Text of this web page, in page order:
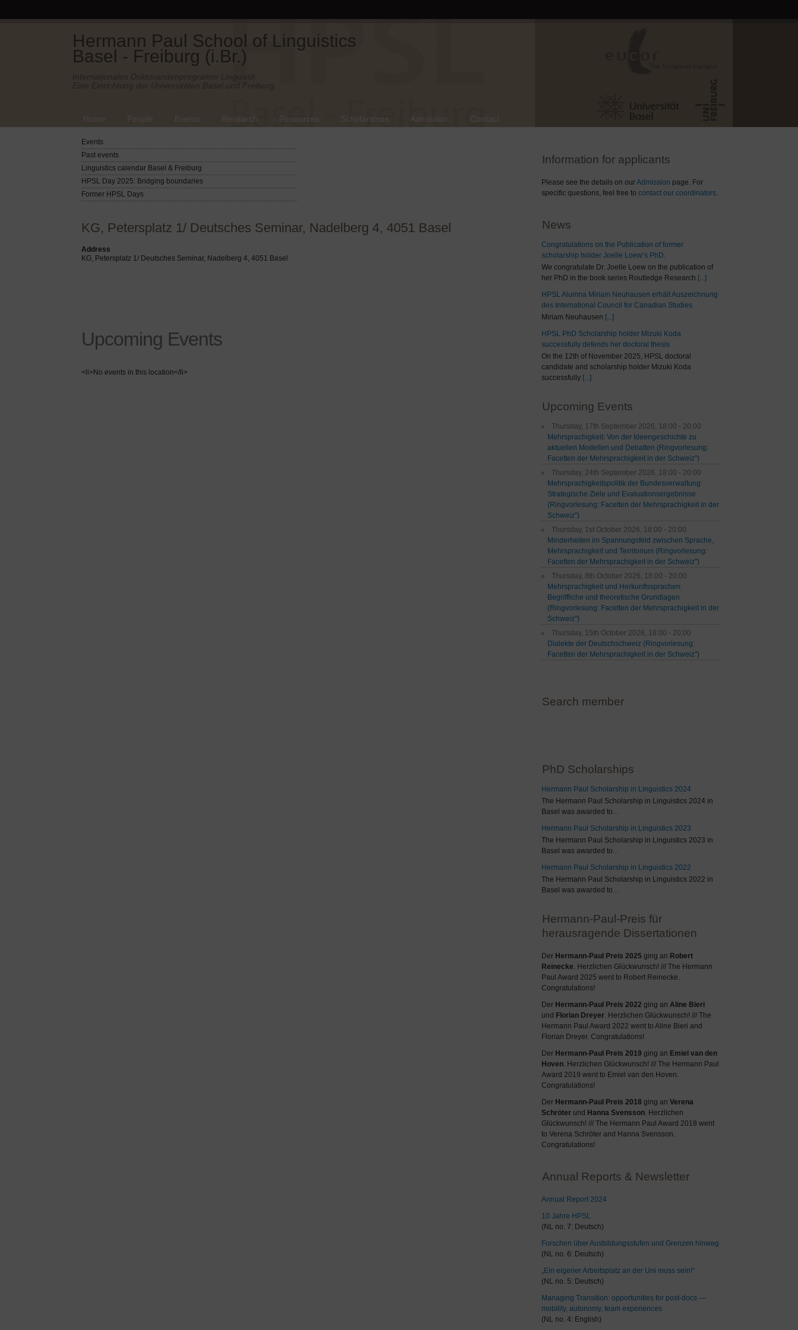
Hermann Paul School of Linguistics
Basel - Freiburg (i.Br.)
Events
Past events
Linguistics calendar Basel & Freiburg
HPSL Day 2025: Bridging boundaries
Former HPSL Days
KG, Petersplatz 1/ Deutsches Seminar, Nadelberg 4, 4051 Basel
Address
KG, Petersplatz 1/ Deutsches Seminar, Nadelberg 4, 4051 Basel
Upcoming Events
<li>No events in this location</li>
Information for applicants
Please see the details on ourAdmission page. For
specific questions, feel free to contact our coordinators.
News
Congratulations on the Publication of former
scholarship holder Joelle Loew’s PhD.
We congratulate Dr. Joelle Loew on the publication of
her PhD in the book series Routledge Research [...]
HPSL Alumna Miriam Neuhausen erhält Auszeichnung
des International Council for Canadian Studies
Miriam Neuhausen [...]
HPSL PhD Scholarship holder Mizuki Koda
successfully defends her doctoral thesis
On the 12th of November 2025, HPSL doctoral
candidate and scholarship holder Mizuki Koda
successfully [...]
Upcoming Events
Thursday, 17th September 2026, 18:00 - 20:00
Mehrsprachigkeit: Von der Ideengeschichte zu
aktuellen Modellen und Debatten (Ringvorlesung:
Facetten der Mehrsprachigkeit in der Schweiz")
Thursday, 24th September 2026, 18:00 - 20:00
Mehrsprachigkeitspolitik der Bundesverwaltung:
Strategische Ziele und Evaluationsergebnisse
(Ringvorlesung: Facetten der Mehrsprachigkeit in der
Schweiz”)
Thursday, 1st October 2026, 18:00 - 20:00
Minderheiten im Spannungsfeld zwischen Sprache,
Mehrsprachigkeit und Territorium (Ringvorlesung:
Facetten der Mehrsprachigkeit in der Schweiz")
Thursday, 8th October 2026, 18:00 - 20:00
Mehrsprachigkeit und Herkunftssprachen:
Begriffliche und theoretische Grundlagen
(Ringvorlesung: Facetten der Mehrsprachigkeit in der
Schweiz")
Thursday, 15th October 2026, 18:00 - 20:00
Dialekte der Deutschschweiz (Ringvorlesung:
Facetten der Mehrsprachigkeit in der Schweiz")
Search member
PhD Scholarships
Hermann Paul Scholarship in Linguistics 2024
The Hermann Paul Scholarship in Linguistics 2024 in
Basel was awarded to...
Hermann Paul Scholarship in Linguistics 2023
The Hermann Paul Scholarship in Linguistics 2023 in
Basel was awarded to...
Hermann Paul Scholarship in Linguistics 2022
The Hermann Paul Scholarship in Linguistics 2022 in
Basel was awarded to...
Hermann-Paul-Preis für
herausragende Dissertationen
Der Hermann-Paul Preis 2025 ging an Robert
Reinecke. Herzlichen Glückwunsch! /// The Hermann
Paul Award 2025 went to Robert Reinecke.
Congratulations!
Der Hermann-Paul Preis 2022 ging an Aline Bieri
und Florian Dreyer. Herzlichen Glückwunsch! /// The
Hermann Paul Award 2022 went to Aline Bieri and
Florian Dreyer. Congratulations!
Der Hermann-Paul Preis 2019 ging an Emiel van den
Hoven. Herzlichen Glückwunsch! /// The Hermann Paul
Award 2019 went to Emiel van den Hoven.
Congratulations!
Der Hermann-Paul Preis 2018 ging an Verena
Schröter und Hanna Svensson. Herzlichen
Glückwunsch! /// The Hermann Paul Award 2018 went
to Verena Schröter and Hanna Svensson.
Congratulations!
Annual Reports & Newsletter
Annual Report 2024
10 Jahre HPSL
(NL no. 7: Deutsch)
Forschen über Ausbildungsstufen und Grenzen hinweg
(NL no. 6: Deutsch)
„Ein eigener Arbeitsplatz an der Uni muss sein!“
(NL no. 5: Deutsch)
Managing Transition: opportunities for post-docs —
mobility, autonomy, team experiences
(NL no. 4: English)